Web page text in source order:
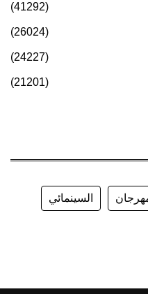
(41292)
(26024)
(24227)
(21201)
السينمائي